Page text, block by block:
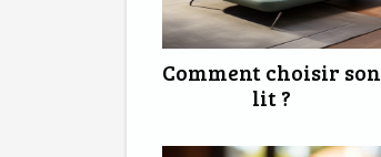
Comment choisir son
lit ?